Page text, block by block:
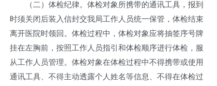
（二）体检纪律。体检对象所携带的通讯工具，报到
时须关闭后装入信封交我局工作人员统一保管，体检结束
离开医院时领回。体检过程中，体检对象应将抽签序号牌
挂在左胸前，按照工作人员指引和体检顺序进行体检，服
从工作人员管理。体检对象在体检过程中不得携带或使用
通讯工具、不得主动透露个人姓名等信息、不得在体检过